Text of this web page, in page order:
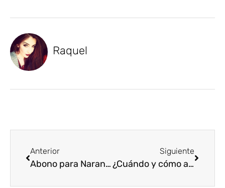
Raquel
Anterior
Abono para Naranjos: Cómo lograr árboles saludables y productivos
Siguiente
¿Cuándo y cómo aplicar el abono para hortalizas?